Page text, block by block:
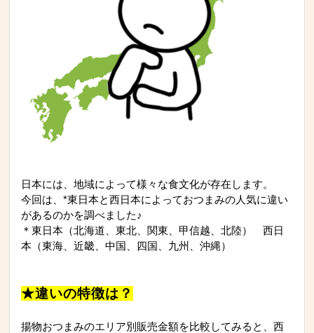
日本には、地域によって様々な食文化が存在します。
今回は、*東日本と西日本によっておつまみの人気に違い
があるのかを調べました♪
＊東日本（北海道、東北、関東、甲信越、北陸） 西日
本（東海、近畿、中国、四国、九州、沖縄）
★違いの特徴は？
揚物おつまみのエリア別販売金額を比較してみると、西